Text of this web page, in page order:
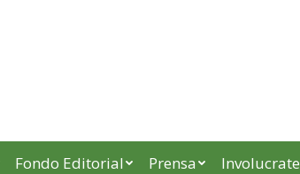
Fondo Editorial Prensa Involucrate